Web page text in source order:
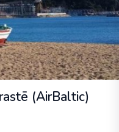
(AirBaltic)